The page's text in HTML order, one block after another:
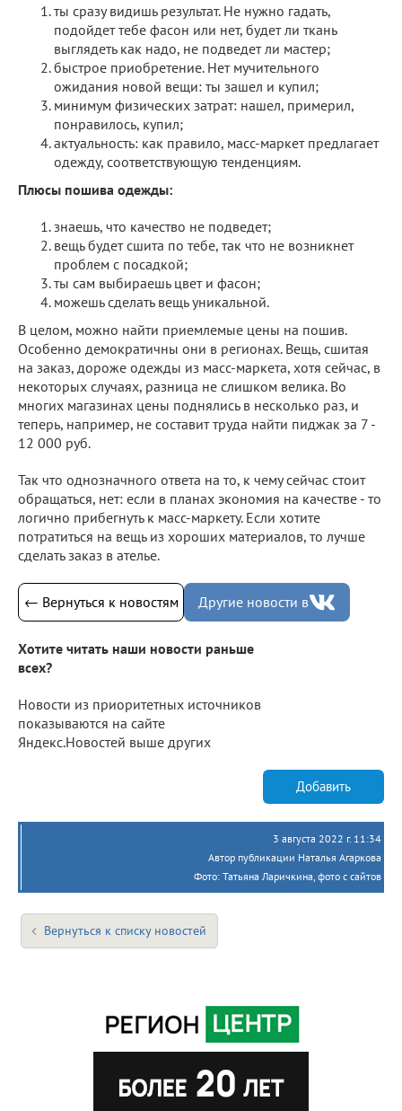
ты сразу видишь результат. Не нужно гадать,
подойдет тебе фасон или нет, будет ли ткань
выглядеть как надо, не подведет ли мастер;
быстрое приобретение. Нет мучительного
ожидания новой вещи: ты зашел и купил;
минимум физических затрат: нашел, примерил,
понравилось, купил;
актуальность: как правило, масс-маркет предлагает
одежду, соответствующую тенденциям.
Плюсы пошива одежды:
знаешь, что качество не подведет;
вещь будет сшита по тебе, так что не возникнет
проблем с посадкой;
ты сам выбираешь цвет и фасон;
можешь сделать вещь уникальной.
В целом, можно найти приемлемые цены на пошив.
Особенно демократичны они в регионах. Вещь, сшитая
на заказ, дороже одежды из масс-маркета, хотя сейчас, в
некоторых случаях, разница не слишком велика. Во
многих магазинах цены поднялись в несколько раз, и
теперь, например, не составит труда найти пиджак за 7 -
12 000 руб.
Так что однозначного ответа на то, к чему сейчас стоит
обращаться, нет: если в планах экономия на качестве - то
логично прибегнуть к масс-маркету. Если хотите
потратиться на вещь из хороших материалов, то лучше
сделать заказ в ателье.
← Вернуться к новостям Другие новости в
Хотите читать наши новости раньше
всех?
Новости из приоритетных источников
показываются на сайте
Яндекс.Новостей выше других
Добавить
3 августа 2022 г. 11:34
Автор публикации Наталья Агаркова
Фото: Татьяна Ларичкина, фото с сайтов
Вернуться к списку новостей